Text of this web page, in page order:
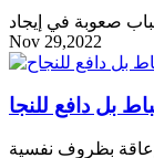
Nov 29,2022